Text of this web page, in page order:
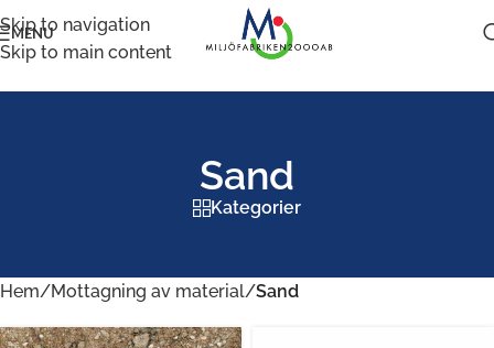
Skip to navigation
Skip to main content
MENU
Sand
Kategorier
Hem/Mottagning av material/Sand